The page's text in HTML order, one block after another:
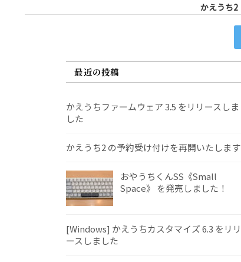
かえうち2
最近の投稿
かえうちファームウェア 3.5 をリリースしま
した
かえうち2 の予約受け付けを再開いたします
おやうちくんSS《Small
Space》 を発売しました！
[Windows] かえうちカスタマイズ 6.3 をリリ
ースしました